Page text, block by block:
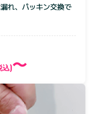
れ、パッキン交換で
込)〜